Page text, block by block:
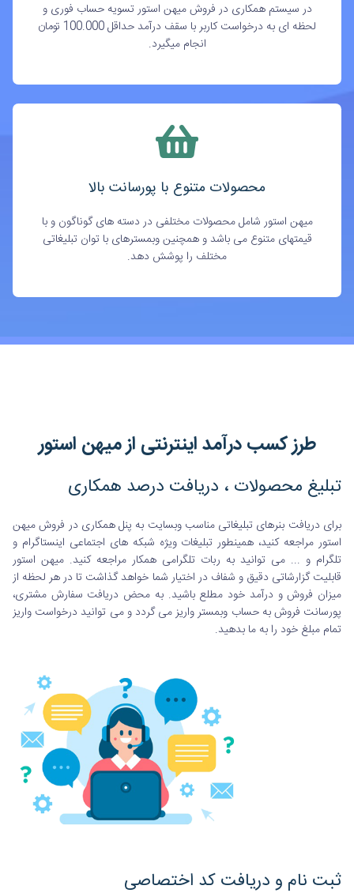
در سیستم همکاری در فروش میهن استور تسویه حساب فوری و
لحظه ای به درخواست کاربر با سقف درآمد حداقل 100.000 تومان
انجام میگیرد.
محصولات متنوع با پورسانت بالا
میهن استور شامل محصولات مختلفی در دسته های گوناگون و با
قیمتهای متنوع می باشد و همچنین وبمسترهای با توان تبلیغاتی
مختلف را پوشش دهد.
طرز کسب درآمد اینترنتی از میهن استور
تبلیغ محصولات ، دریافت درصد همکاری
برای دریافت بنرهای تبلیغاتی مناسب وبسایت به پنل همکاری در فروش میهن
استور مراجعه کنید، همینطور تبلیغات ویژه شبکه های اجتماعی اینستاگرام و
تلگرام و ... می توانید به ربات تلگرامی همکار مراجعه کنید. میهن استور
قابلیت گزارشاتی دقیق و شفاف در اختیار شما خواهد گذاشت تا در هر لحظه از
میزان فروش و درآمد خود مطلع باشید. به محض دریافت سفارش مشتری،
پورسانت فروش به حساب وبمستر واریز می گردد و می توانید درخواست واریز
تمام مبلغ خود را به ما بدهید.
ثبت نام و دریافت کد اختصاصی